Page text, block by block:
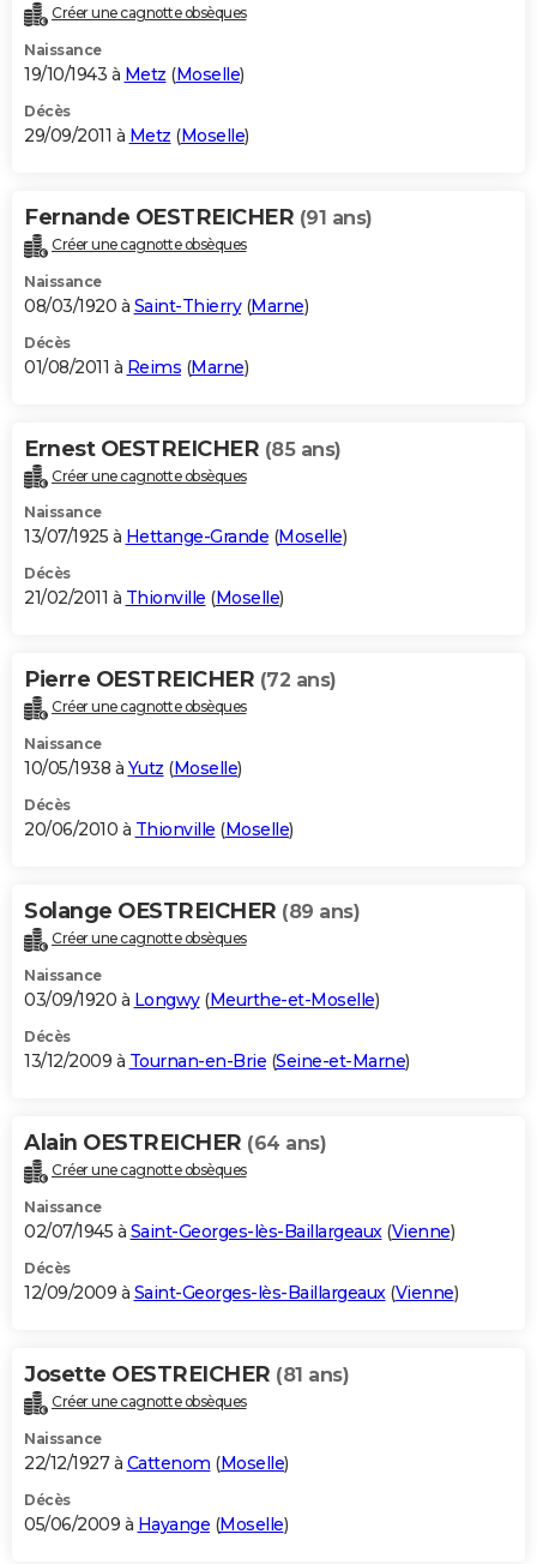
Créer une cagnotte obsèques
Naissance
19/10/1943 à Metz (Moselle)
Décès
29/09/2011 à Metz (Moselle)
Fernande OESTREICHER (91 ans)
Créer une cagnotte obsèques
Naissance
08/03/1920 à Saint-Thierry(Marne)
Décès
01/08/2011 à Reims (Marne)
Ernest OESTREICHER (85 ans)
Créer une cagnotte obsèques
Naissance
13/07/1925 à Hettange-Grande (Moselle)
Décès
21/02/2011 à Thionville (Moselle)
Pierre OESTREICHER (72 ans)
Créer une cagnotte obsèques
Naissance
10/05/1938 à Yutz (Moselle)
Décès
20/06/2010 à Thionville (Moselle)
Solange OESTREICHER (89 ans)
Créer une cagnotte obsèques
Naissance
03/09/1920 à Longwy(Meurthe-et-Moselle)
Décès
13/12/2009 à Tournan-en-Brie (Seine-et-Marne)
Alain OESTREICHER (64 ans)
Créer une cagnotte obsèques
Naissance
02/07/1945 à Saint-Georges-lès-Baillargeaux(Vienne)
Décès
12/09/2009 à Saint-Georges-lès-Baillargeaux(Vienne)
Josette OESTREICHER (81 ans)
Créer une cagnotte obsèques
Naissance
22/12/1927 à Cattenom (Moselle)
Décès
05/06/2009 à Hayange (Moselle)